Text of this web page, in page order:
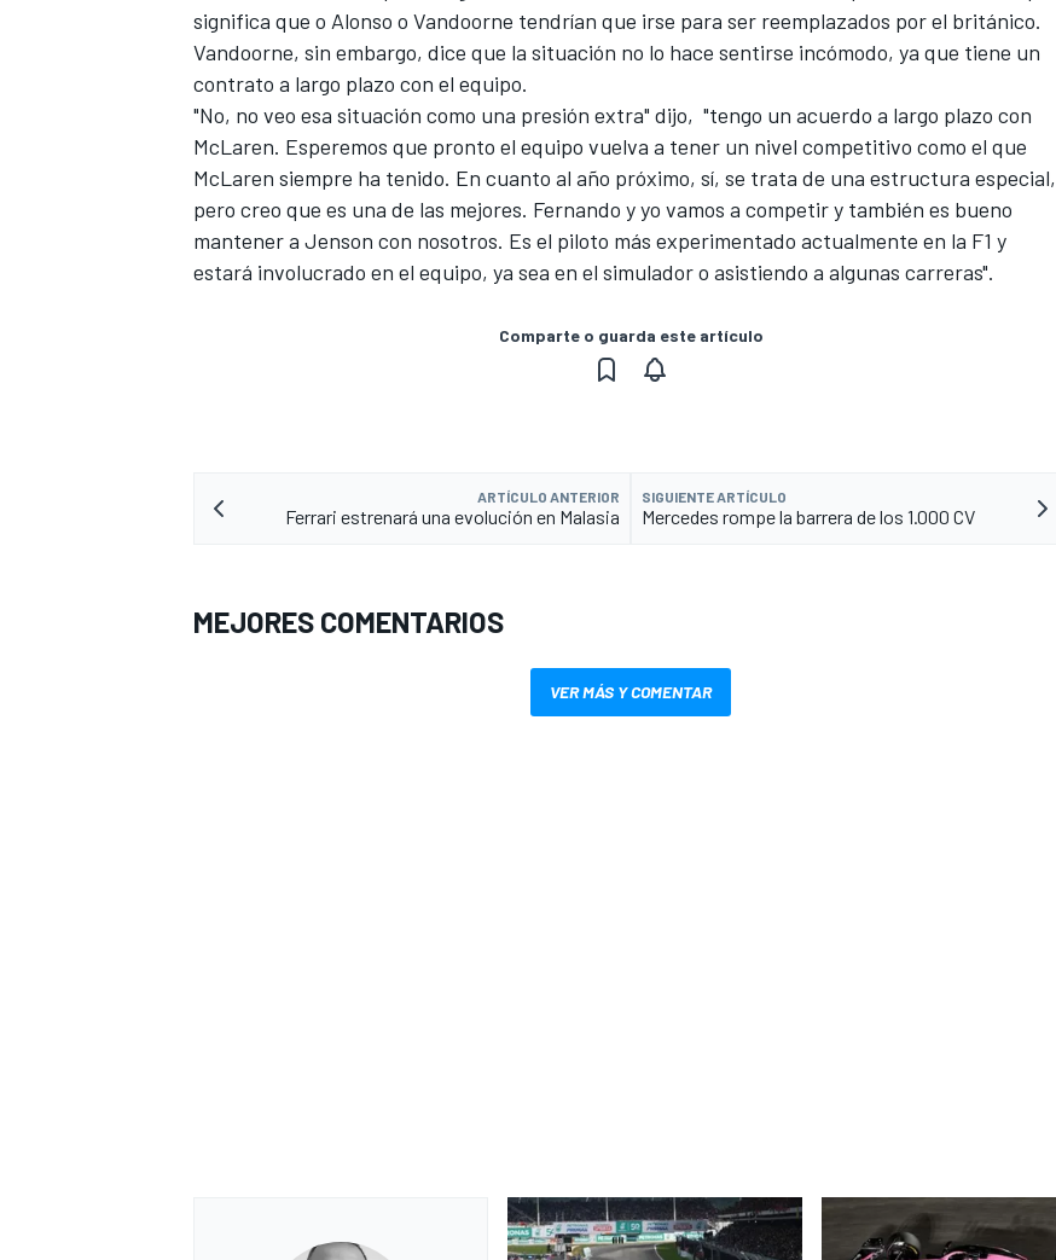
MÁS CATEGORÍAS
significa que o Alonso o Vandoorne tendrían que irse para ser reemplazados por el británico.
Vandoorne, sin embargo, dice que la situación no lo hace sentirse incómodo, ya que tiene un
contrato a largo plazo con el equipo.
"No, no veo esa situación como una presión extra" dijo, "tengo un acuerdo a largo plazo con
McLaren. Esperemos que pronto el equipo vuelva a tener un nivel competitivo como el que
McLaren siempre ha tenido. En cuanto al año próximo, sí, se trata de una estructura especial,
pero creo que es una de las mejores. Fernando y yo vamos a competir y también es bueno
mantener a Jenson con nosotros. Es el piloto más experimentado actualmente en la F1 y
estará involucrado en el equipo, ya sea en el simulador o asistiendo a algunas carreras".
Comparte o guarda este artículo
ARTÍCULO ANTERIOR
Ferrari estrenará una evolución en Malasia
SIGUIENTE ARTÍCULO
Mercedes rompe la barrera de los 1.000 CV
MEJORES COMENTARIOS
VER MÁS Y COMENTAR